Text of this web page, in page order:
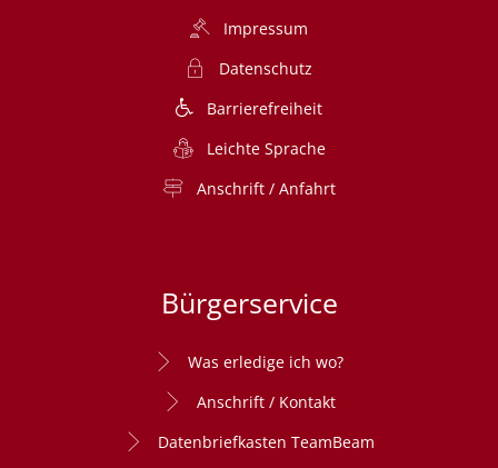
Impressum
Datenschutz
Barrierefreiheit
Leichte Sprache
Anschrift / Anfahrt
Bürgerservice
Was erledige ich wo?
Anschrift / Kontakt
Datenbriefkasten TeamBeam